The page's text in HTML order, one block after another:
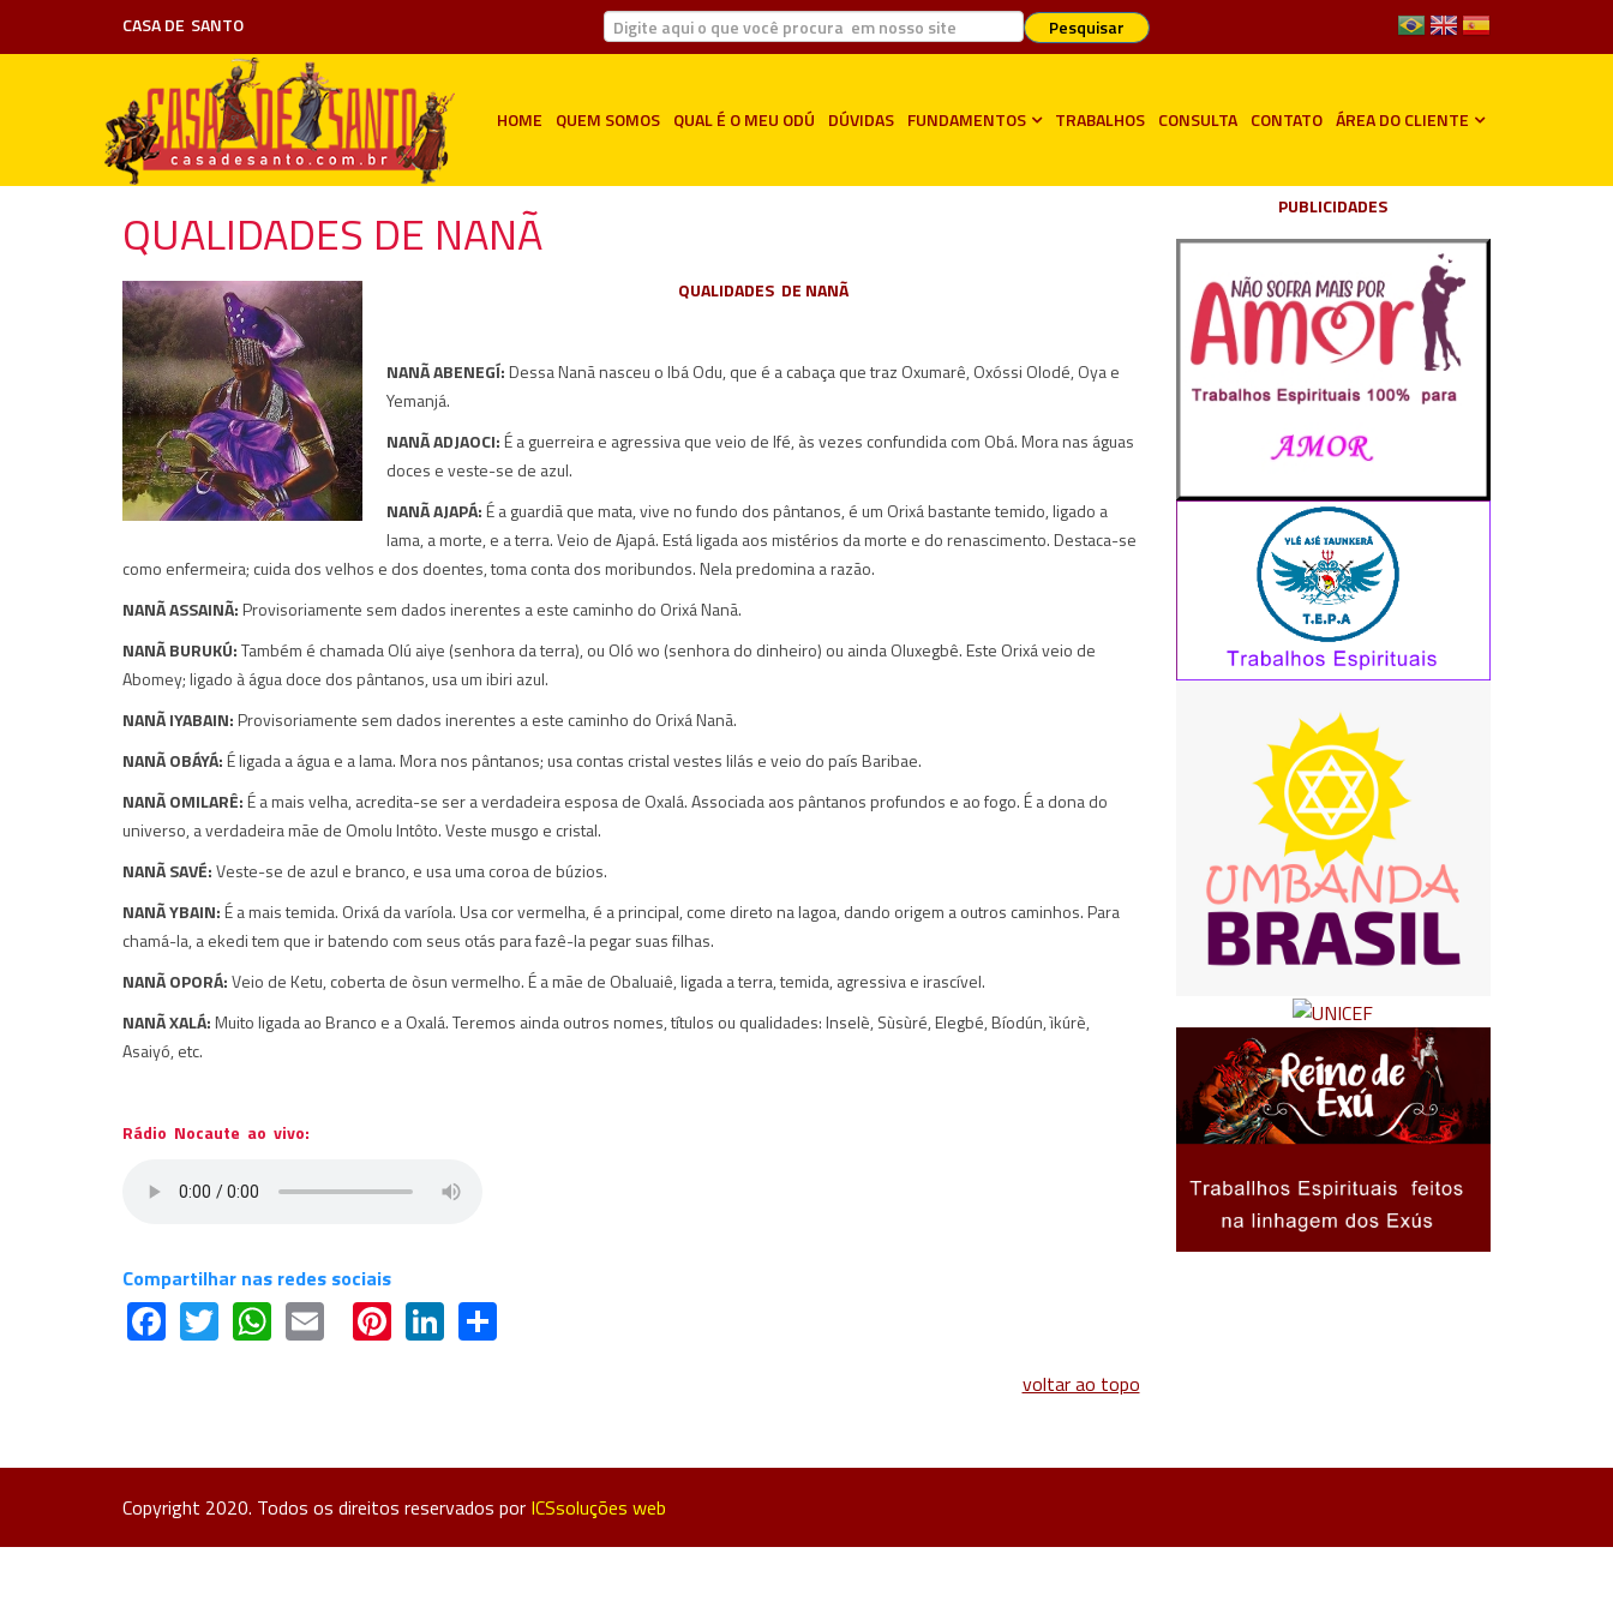
CASA DE SANTO Pesquisar
HOME QUEM SOMOS QUAL É O MEU ODÚ DÚVIDAS FUNDAMENTOS TRABALHOS CONSULTA CONTATO ÁREA DO CLIENTE
QUALIDADES DE NANÃ
QUALIDADES DE NANÃ
NANÃ ABENEGÍ:Dessa Nanã nasceu o Ibá Odu, que é a cabaça que traz Oxumarê, Oxóssi Olodé, Oya e
Yemanjá.
NANÃ ADJAOCI:É a guerreira e agressiva que veio de Ifé, às vezes confundida com Obá. Mora nas águas
doces e veste-se de azul.
NANÃ AJAPÁ:É a guardiã que mata, vive no fundo dos pântanos, é um Orixá bastante temido, ligado a
lama, a morte, e a terra. Veio de Ajapá. Está ligada aos mistérios da morte e do renascimento. Destaca-se
como enfermeira; cuida dos velhos e dos doentes, toma conta dos moribundos. Nela predomina a razão.
NANÃ ASSAINÃ:Provisoriamente sem dados inerentes a este caminho do Orixá Nanã.
NANÃ BURUKÚ:Também é chamada Olú aiye (senhora da terra), ou Oló wo (senhora do dinheiro) ou ainda Oluxegbê. Este Orixá veio de
Abomey; ligado à água doce dos pântanos, usa um ibiri azul.
NANÃ IYABAIN:Provisoriamente sem dados inerentes a este caminho do Orixá Nanã.
NANÃ OBÁYÁ:É ligada a água e a lama. Mora nos pântanos; usa contas cristal vestes lilás e veio do país Baribae.
NANÃ OMILARÊ:É a mais velha, acredita-se ser a verdadeira esposa de Oxalá. Associada aos pântanos profundos e ao fogo. É a dona do
universo, a verdadeira mãe de Omolu Intôto. Veste musgo e cristal.
NANÃ SAVÉ:Veste-se de azul e branco, e usa uma coroa de búzios.
NANÃ YBAIN:É a mais temida. Orixá da varíola. Usa cor vermelha, é a principal, come direto na lagoa, dando origem a outros caminhos. Para
chamá-la, a ekedi tem que ir batendo com seus otás para fazê-la pegar suas filhas.
NANÃ OPORÁ:Veio de Ketu, coberta de òsun vermelho. É a mãe de Obaluaiê, ligada a terra, temida, agressiva e irascível.
NANÃ XALÁ:Muito ligada ao Branco e a Oxalá. Teremos ainda outros nomes, títulos ou qualidades: Inselè, Sùsùré, Elegbé, Bíodún, ìkúrè,
Asaiyó, etc.
Rádio Nocaute ao vivo:
Compartilhar nas redes sociais
Facebook
TwitterWhatsApp
EmailPinterest
LinkedIn
voltar ao topo
PUBLICIDADES
Copyright 2020. Todos os direitos reservados por ICSsoluções web